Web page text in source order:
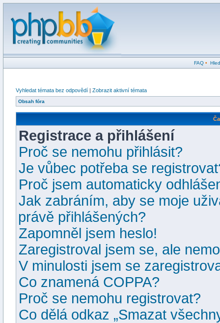
FAQ•
Vyhledat témata bez odpovědí | Zobrazit aktivní témata
Obsah fóra
Registrace a přihlášení
Proč se nemohu přihlásit?
Je vůbec potřeba se
Proč jsem automaticky
Jak zabráním, aby se moje
právě přihlášených?
Zapomněl jsem heslo!
Zaregistroval jsem se, ale
V minulosti jsem se
Co znamená COPPA?
Proč se nemohu registrovat?
Co dělá odkaz „Smazat